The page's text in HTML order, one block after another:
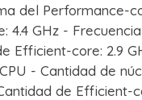
del Performance-
4.4 GHz -
Efficient-core: 2.9
- Cantidad de
de Efficient-